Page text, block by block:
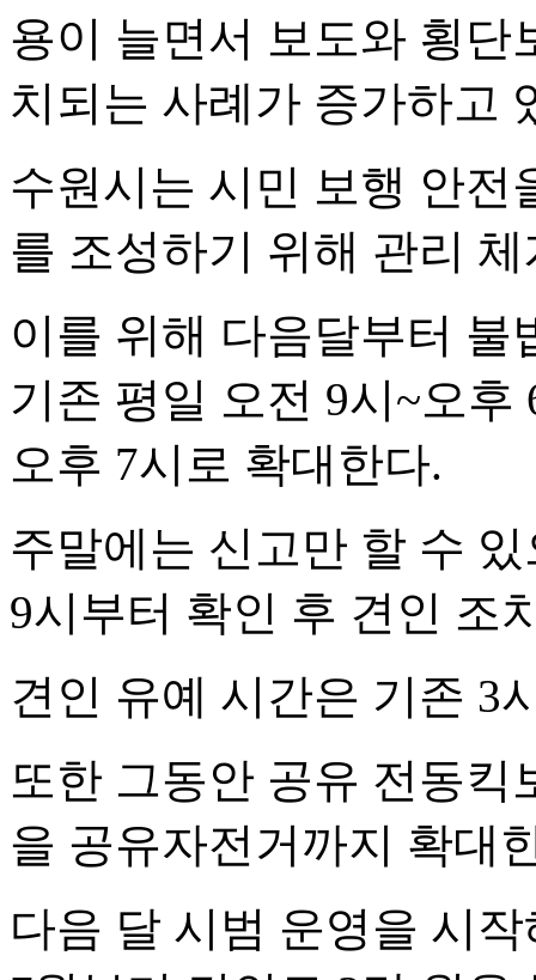
용이 늘면서 보도와 횡단
치되는 사례가 증가하고
수원시는 시민 보행 안전
를 조성하기 위해 관리
이를 위해 다음달부터
기존 평일 오전 9시~오후
오후 7시로 확대한다.
주말에는 신고만 할 수
9시부터 확인 후 견인 조
견인 유예 시간은 기존 3
또한 그동안 공유 전동킥
을 공유자전거까지 확대
다음 달 시범 운영을 시